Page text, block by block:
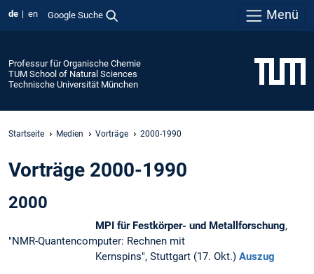
de en Google Suche Menü
Professur für Organische Chemie
TUM School of Natural Sciences
Technische Universität München
Startseite Medien Vorträge 2000-1990
Vorträge 2000-1990
2000
MPI für Festkörper- und Metallforschung,
"NMR-Quantencomputer: Rechnen mit
Kernspins", Stuttgart (17. Okt.) Auszug